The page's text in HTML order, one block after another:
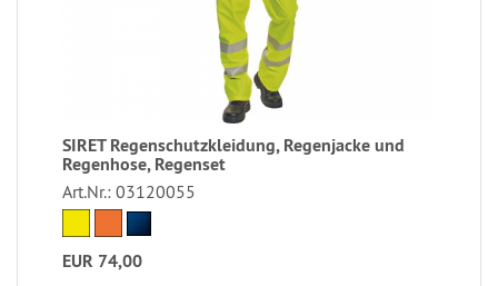
SIRET Regenschutzkleidung, Regenjacke und
Regenhose, Regenset
Art.Nr.: 03120055
EUR 74,00